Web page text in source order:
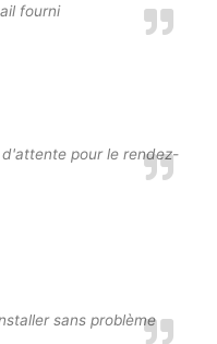
fourni
pour le rendez-
sans problème